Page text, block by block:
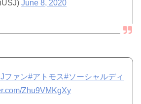
June 8, 2020
ファン#アトモス#ソーシャルディ
Zhu9VMKgXy